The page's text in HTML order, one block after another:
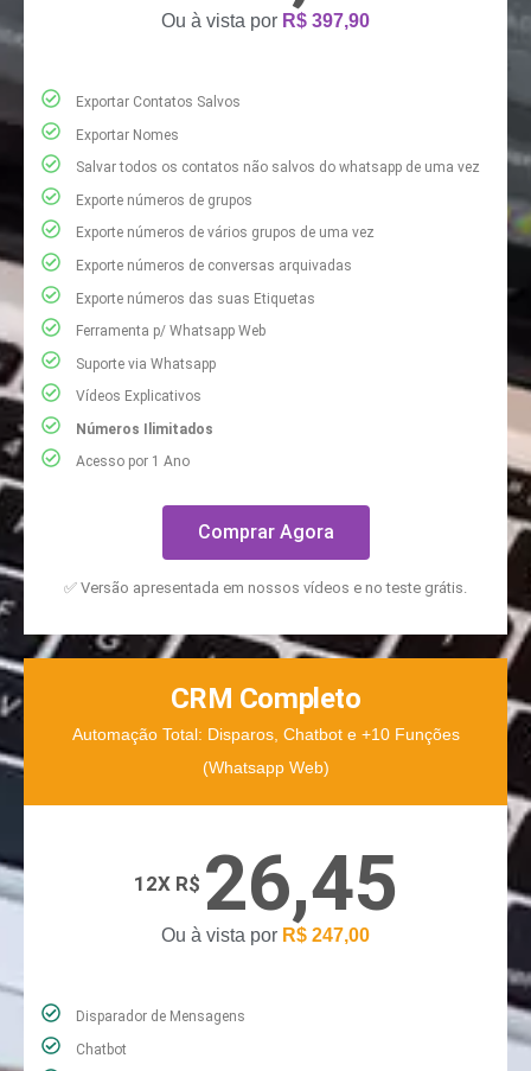
Ou à vista por R$ 397,90
Exportar Contatos Salvos​
Exportar Nomes
Salvar todos os contatos não salvos do whatsapp de uma vez
Exporte números de grupos
Exporte números de vários grupos de uma vez
Exporte números de conversas arquivadas
Exporte números das suas Etiquetas
Ferramenta p/ Whatsapp Web
Suporte via Whatsapp
Vídeos Explicativos
Números Ilimitados
Acesso por 1 Ano
Comprar Agora
✅ Versão apresentada em nossos vídeos e no teste grátis.
CRM Completo
Automação Total: Disparos, Chatbot e +10 Funções
(Whatsapp Web)
12X R$ 26,45
Ou à vista por R$ 247,00
Disparador de Mensagens
Chatbot